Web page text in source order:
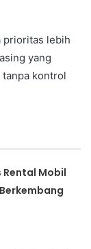
prioritas lebih
yang
kontrol
Rental Mobil